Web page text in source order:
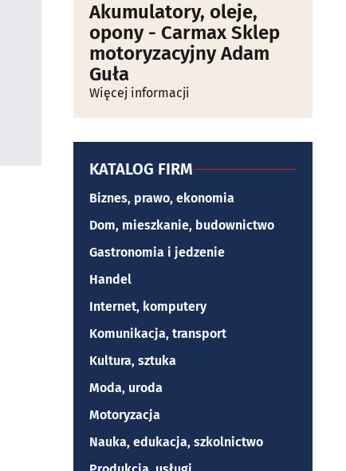
Akumulatory, oleje,
opony - Carmax Sklep
motoryzacyjny Adam
Guła
Więcej informacji
KATALOG FIRM
Biznes, prawo, ekonomia
Dom, mieszkanie, budownictwo
Gastronomia i jedzenie
Handel
Internet, komputery
Komunikacja, transport
Kultura, sztuka
Moda, uroda
Motoryzacja
Nauka, edukacja, szkolnictwo